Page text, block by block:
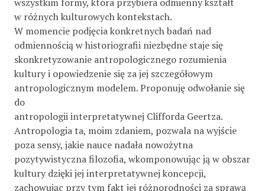
w różnych kulturowych kontekstach.
W momencie podjęcia konkretnych badań nad
odmiennością w historiografii niezbędne staje się
skonkretyzowanie antropologicznego rozumienia
kultury i opowiedzenie się za jej szczegółowym
antropologicznym modelem. Proponuję odwołanie się
do
antropologii interpretatywnej Clifforda Geertza.
Antropologia ta, moim zdaniem, pozwala na wyjście
poza sensy, jakie nauce nadała nowożytna
pozytywistyczna filozofia, wkomponowując ją w obszar
kultury dzięki jej interpretatywnej koncepcji,
zachowując przy tym fakt jej różnorodności za sprawą